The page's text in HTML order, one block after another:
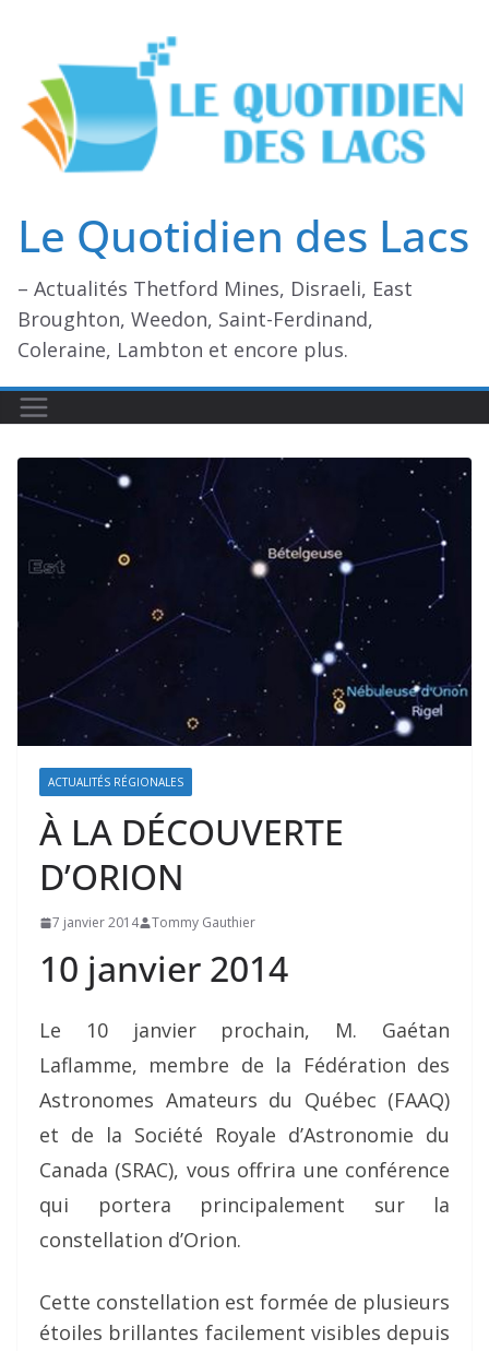
contenu
Le Quotidien des Lacs
– Actualités Thetford Mines, Disraeli, East
Broughton, Weedon, Saint-Ferdinand,
Coleraine, Lambton et encore plus.
ACTUALITÉS RÉGIONALES
À LA DÉCOUVERTE
D’ORION
7 janvier 2014 Tommy Gauthier
10 janvier 2014
Le 10 janvier prochain, M. Gaétan
Laflamme, membre de la Fédération des
Astronomes Amateurs du Québec (FAAQ)
et de la Société Royale d’Astronomie du
Canada (SRAC), vous offrira une conférence
qui portera principalement sur la
constellation d’Orion.
Cette constellation est formée de plusieurs
étoiles brillantes facilement visibles depuis